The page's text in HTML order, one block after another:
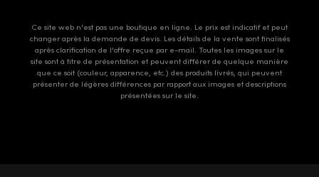
Ce site web n'est pas une boutique en ligne. Le prix est indicatif et peut
changer après la demande de devis. Les détails de la vente sont finalisés
après clarification de l'offre reçue par e-mail. Toutes les images sur le
site sont à titre de présentation et peuvent différer de quelque manière
que ce soit (couleur, apparence, etc.) des produits livrés, qui peuvent
présenter de légères différences par rapport aux images et descriptions
présentées sur le site.